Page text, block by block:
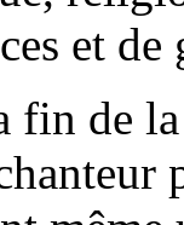
et
fin de